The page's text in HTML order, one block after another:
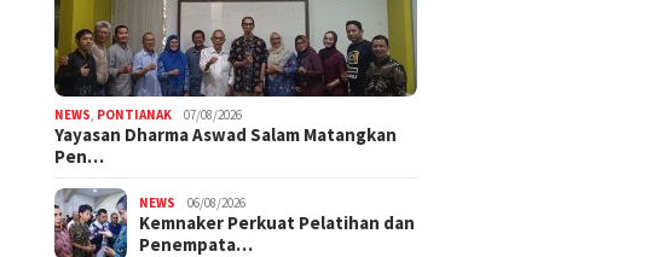
NEWS PONTIANAK 07/08/2026
Yayasan Dharma Aswad Salam Matangkan
Pen…
NEWS 06/08/2026
Kemnaker Perkuat Pelatihan dan
Penempata…